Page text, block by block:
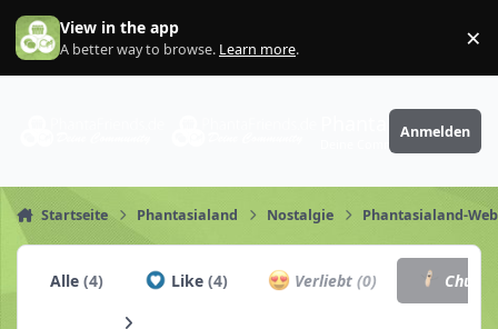
Zum Inhalt springen
View in the app
A better way to browse. Learn more. ×
PhantaFriends.de
Anmelden
Startseite Phantasialand Nostalgie Phantasialand-
Alle(4) Like (4) Verliebt(0)